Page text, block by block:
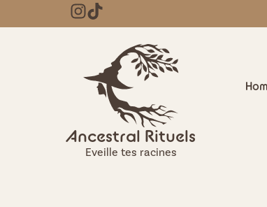
Ancestral Rituels
Eveille tes racines